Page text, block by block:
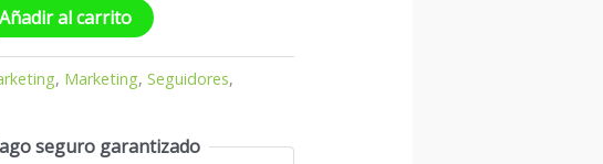
Añadir al carrito
, Marketing,Seguidores,
seguro garantizado